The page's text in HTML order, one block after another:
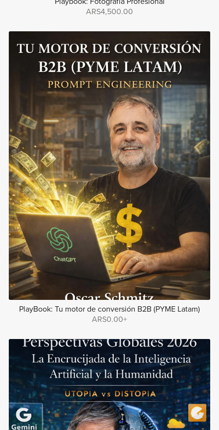
ARS4,500.00
PlayBook: Tu motor de conversión B2B (PYME Latam)
ARS0.00+